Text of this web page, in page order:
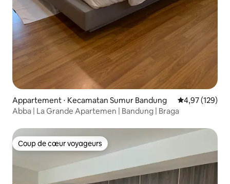
Appartement ⋅ Kecamatan Sumur Bandung Évaluation
4,97 (129)
Abba | La Grande Apartemen | Bandung | Braga
Coup de cœur voyageurs
Coup de cœur voyageurs